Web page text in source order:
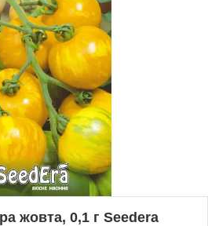
жовта, 0,1 г Seedera